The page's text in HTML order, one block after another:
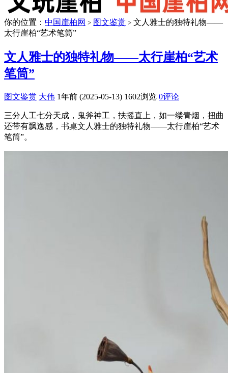
你的位置： 中国崖柏网 > 图文鉴赏 > 文人雅士的独特礼物——
太行崖柏“艺术笔筒”
文人雅士的独特礼物——太行崖柏“艺术
笔筒”
图文鉴赏 大伟 1年前 (2025-05-13) 1602浏览 0评论
三分人工七分天成，鬼斧神工，扶摇直上，如一缕青烟，扭曲
还带有飘逸感，书桌文人雅士的独特礼物——太行崖柏“艺术
笔筒”。